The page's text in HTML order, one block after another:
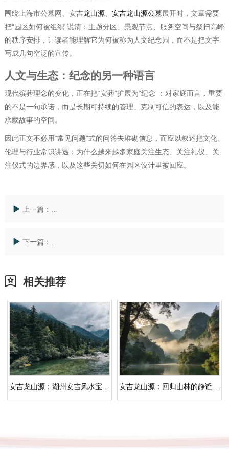
围绕上海市公墓网、安吉龙山源、 安吉龙山源公墓展开时，文章需要
把“园区如何被组织”说清：主题分区、景观节点、服务空间与祭扫高峰
的秩序安排，让读者能理解它为何被称为人文纪念园，而不是把文字
写成几句空泛的宣传。
人文与生态：纪念的另一种语言
现代殡葬理念的变化，正在把“安葬”扩展为“纪念”：对家庭而言，重要
的不是一句承诺，而是长期可持续的管理、克制可信的表达，以及能
承载故事的空间。
因此正文不必用“常见问题”式的问答去堆砌信息，而应以叙述把文化、
伦理与行业常识讲透：为什么越来越多家庭关注生态、关注礼仪、关
注仪式的边界感，以及这些关切如何在园区设计里被回应。
上一篇： 龙山源人文纪念园解读「太仓市墓园」：把选择写成可
下一篇： 安吉龙山源怎样回应「墓地多少钱上海」：动线、景观
相关推荐
安吉龙山源：湖州安吉风水宝地，龙脉汇聚的人文纪念园 安吉龙山源：回归山林的静谧守望｜杭州公墓价格一览表